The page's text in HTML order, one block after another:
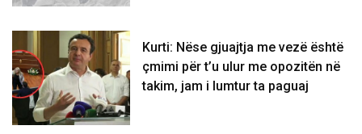
Kurti: Nëse gjuajtja me vezë është
çmimi për t’u ulur me opozitën në
takim, jam i lumtur ta paguaj